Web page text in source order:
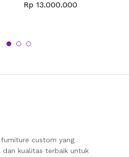
Rp 13.000.000
custom yang
dan kualitas terbaik untuk